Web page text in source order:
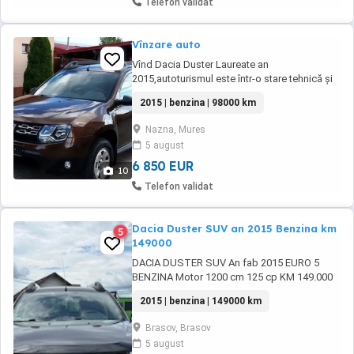
Telefon validat
10
Vînzare auto
Vînd Dacia Duster Laureate an
2015,autoturismul este într-o stare tehnică și
Germania,autoturismul se prezintă că și unul
nou.Dotări aer condiționat,geamuri ,oglinzi
electrice,servodirecție,cîrlig remorcare montat
de fabrică.Foarte puțin discutabil la preț, ...
2015 | benzina | 98000 km
Nazna, Mures
5 august
6 850 EUR
Telefon validat
5
Dacia Duster SUV an 2015 Benzina km
149000
DACIA DUSTER SUV An fab 2015 EURO 5
BENZINA Motor 1200 cm 125 cp KM 149.000
Consum 5 ,5 % TOATE REVIZILE SANT LA ZI
LA REPREZENTANTA - Cu facturi Dotari CLIMA
- Aer Conditionat Navigatie Pilot automat
Tapiserie piele Incalzire in Scaune Camera
2015 | benzina | 149000 km
Brasov, Brasov
5 august